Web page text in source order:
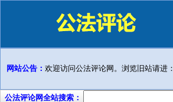
网站公告： 欢迎访问公法评论网。浏览旧站请进：
公法评论网全站搜索：